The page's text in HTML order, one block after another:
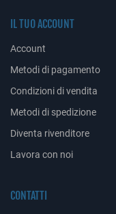
IL TUO ACCOUNT
Account
Metodi di pagamento
Condizioni di vendita
Metodi di spedizione
Diventa rivenditore
Lavora con noi
CONTATTI